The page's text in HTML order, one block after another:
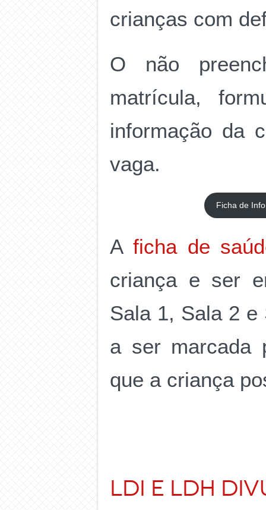
crianças com
O não
matrícula,
informação da
vaga.
Ficha de
A ficha de
criança e ser
Sala 1, Sala 2 e
a ser marcada
que a criança
LDI e LDH